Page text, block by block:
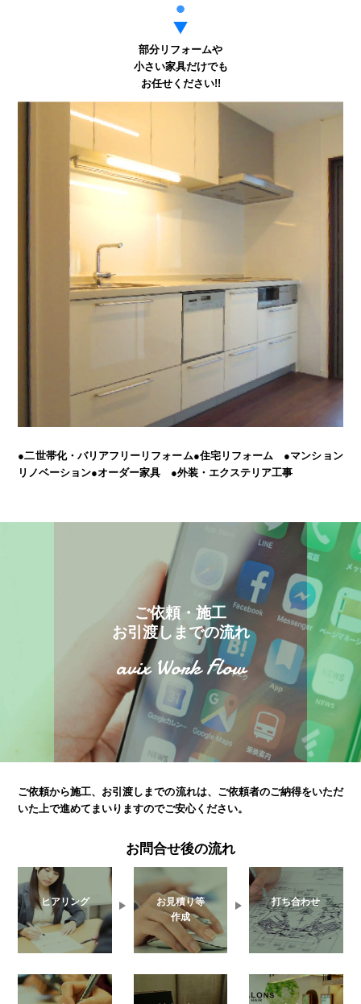
部分リフォームや
小さい家具だけでも
お任せください!!
●二世帯化・バリアフリーリフォーム●住宅リフォーム ●マンション
リノベーション●オーダー家具 ●外装・エクステリア工事
ご依頼・施工
お引渡しまでの流れ
avix Work Flow
ご依頼から施工、お引渡しまでの流れは、 ご依頼者のご納得をいただ
いた上で進めてまいりますのでご安心ください。
お問合せ後の流れ
ヒアリング
お見積り等
作成
打ち合わせ